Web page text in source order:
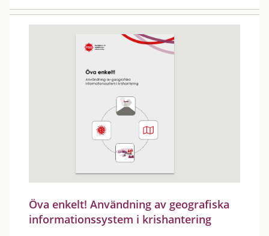
Öva enkelt! Användning av geografiska
informationssystem i krishantering